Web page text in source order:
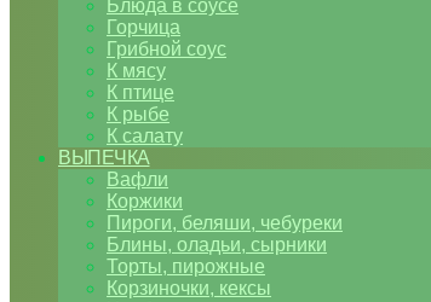
Блюда в соусе
Горчица
Грибной соус
К мясу
К птице
К рыбе
К салату
ВЫПЕЧКА
Вафли
Коржики
Пироги, беляши, чебуреки
Блины, оладьи, сырники
Торты, пирожные
Корзиночки, кексы